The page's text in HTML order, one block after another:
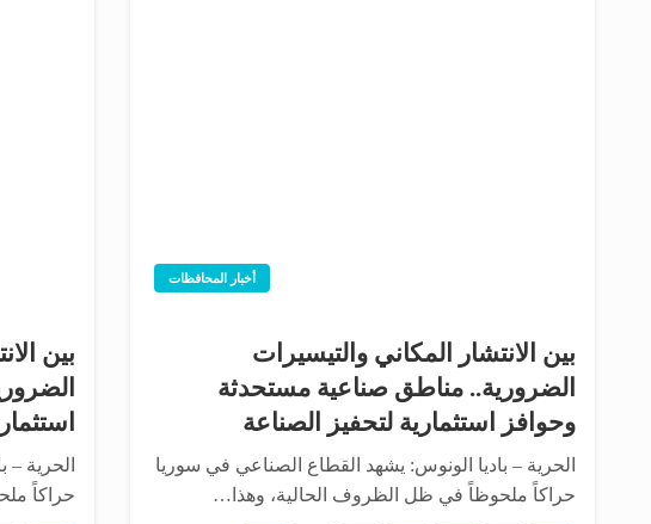
أخبار المحافظات
بين الانتشار المكاني والتيسيرات
الضرورية.. مناطق صناعية مستحدثة
وحوافز استثمارية لتحفيز الصناعة
الحرية – باديا الونوس: يشهد القطاع الصناعي في سوريا
حراكاً ملحوظاً في ظل الظروف الحالية، وهذا…
بين
الحرية
حراكاً